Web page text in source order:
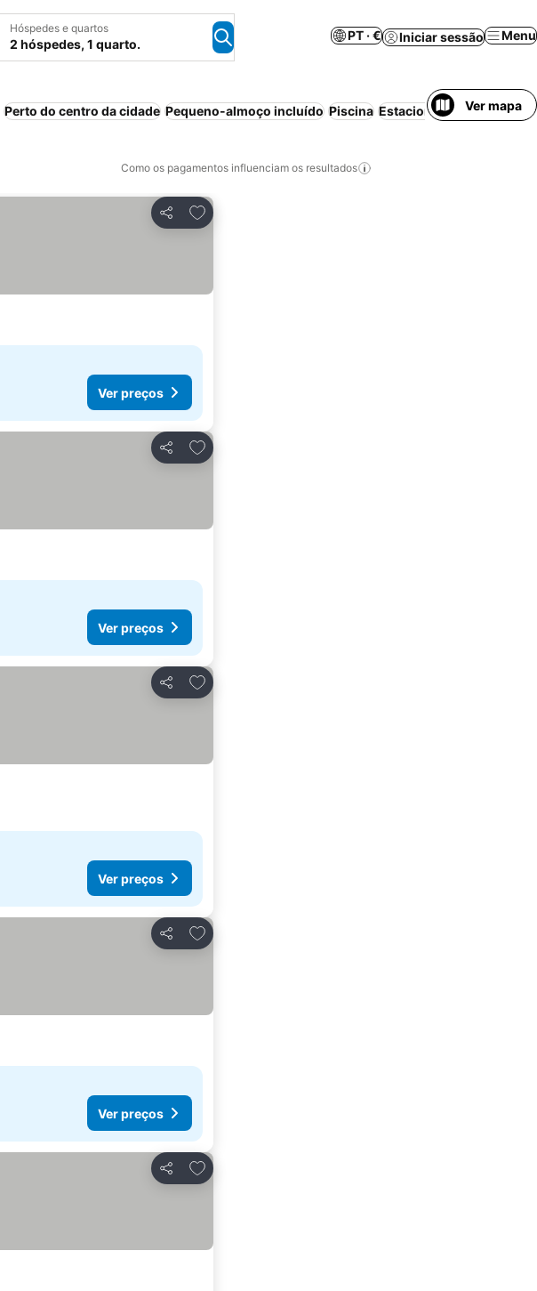
Hóspedes e quartos
2 hóspedes, 1 quarto.
PT · € Iniciar sessão Menu
Perto do centro da cidade Pequeno-almoço incluído Piscina EstacionamentoVer mapa
Como os pagamentos influenciam os resultados
Partilhar
Adicionar aos favoritos
Ver preços
Partilhar
Adicionar aos favoritos
Ver preços
Partilhar
Adicionar aos favoritos
Ver preços
Partilhar
Adicionar aos favoritos
Ver preços
Partilhar
Adicionar aos favoritos